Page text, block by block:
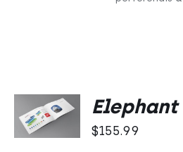
DO
KOSZYKA
/
$155.99